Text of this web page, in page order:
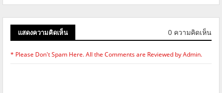
แสดงความคิดเห็น 0 ความคิดเห็น
* Please Don't Spam Here. All the Comments are Reviewed by Admin.